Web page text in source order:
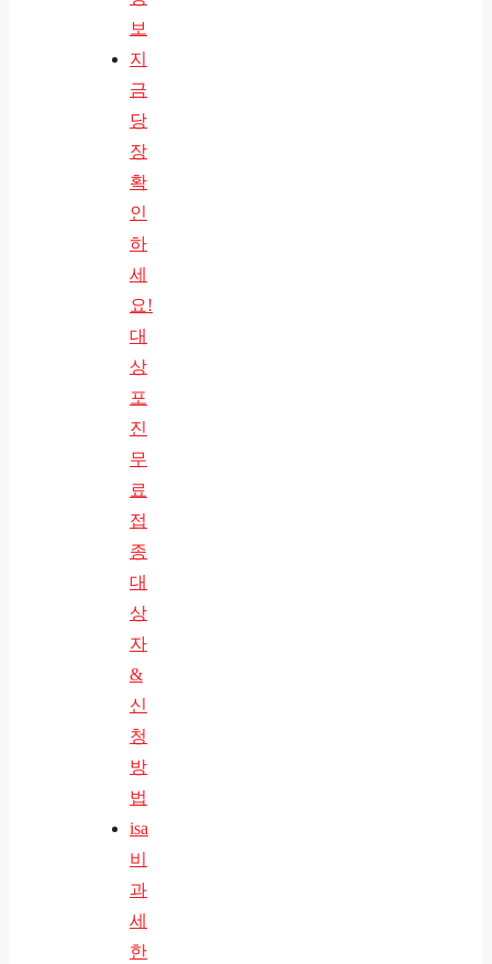
보
지
금
당
장
확
인
하
세
요!
대
상
포
진
무
료
접
종
대
상
자
&
신
청
방
법
isa
비
과
세
한